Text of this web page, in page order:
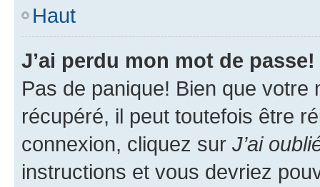
Haut
J’ai perdu mon mot de passe!
Pas de panique! Bien que
récupéré, il peut toutefois être
connexion, cliquez sur J’ai
instructions et vous devriez